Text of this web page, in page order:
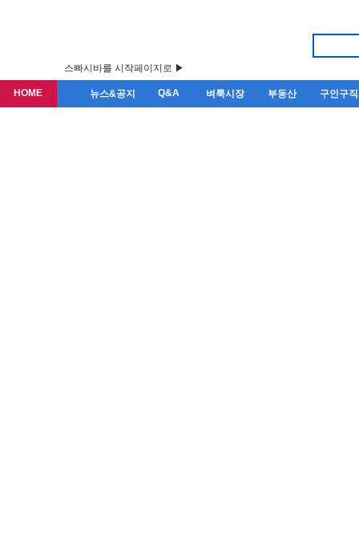
스빠시바를 시작페이지로 ▶
HOME 뉴스&공지 Q&A 벼룩시장 부동산 구인구직